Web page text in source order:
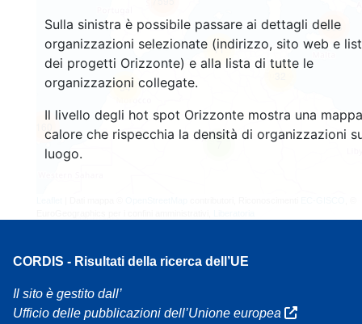
Sulla sinistra è possibile passare ai dettagli delle
organizzazioni selezionate (indirizzo, sito web e
dei progetti Orizzonte) e alla lista di tutte le
organizzazioni collegate.
Il livello degli hot spot Orizzonte mostra una
calore che rispecchia la densità di organizzazioni
luogo.
7
508
11
54
CORDIS - Risultati della ricerca dell’UE
Il sito è gestito dall’
Ufficio delle pubblicazioni dell’Unione europea